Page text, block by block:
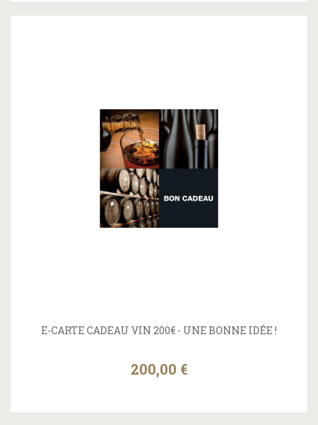
E-CARTE CADEAU VIN 200€ - UNE BONNE IDÉE !
200,00 €